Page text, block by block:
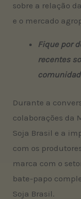
sobre a relação
e o mercado
Fique por
recentes
Durante a
colaborações da
Soja Brasil e a
com os
marca com o
bate-papo
Soja Brasil.